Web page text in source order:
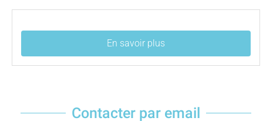
En savoir plus
Contacter par email